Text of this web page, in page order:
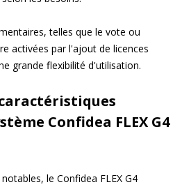
telles que le vote ou
activées par l'ajout de licences
grande flexibilité d'utilisation.
Confidea FLEX G4
le Confidea FLEX G4